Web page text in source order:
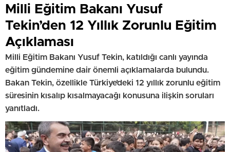
Milli Eğitim Bakanı Yusuf
Tekin’den 12 Yıllık Zorunlu Eğitim
Açıklaması
Milli Eğitim Bakanı Yusuf Tekin, katıldığı canlı yayında
eğitim gündemine dair önemli açıklamalarda bulundu.
Bakan Tekin, özellikle Türkiye’deki 12 yıllık zorunlu eğitim
süresinin kısalıp kısalmayacağı konusuna ilişkin soruları
yanıtladı.